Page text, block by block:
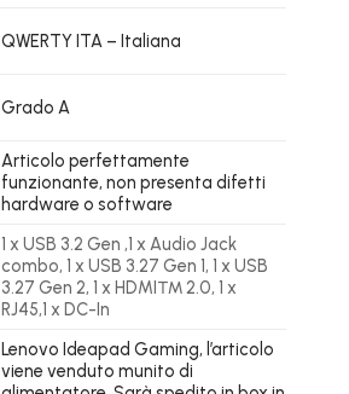
QWERTY ITA – Italiana
Grado A
Articolo perfettamente
funzionante, non presenta difetti
hardware o software
1 x USB 3.2 Gen ,1 x Audio Jack
combo, 1 x USB 3.27 Gen 1, 1 x USB
3.27 Gen 2, 1 x HDMI™ 2.0, 1 x
RJ45,1 x DC-In
Lenovo Ideapad Gaming, l’articolo
viene venduto munito di